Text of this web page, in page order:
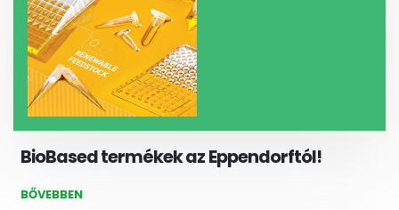
BioBased termékek az Eppendorftól!
BŐVEBBEN